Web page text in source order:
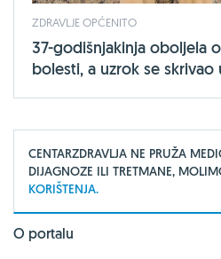
ZDRAVLJE OPĆENITO
37-godišnjakinja oboljela
bolesti, a uzrok se
CENTARZDRAVLJA NE PRUŽA
DIJAGNOZE ILI TRETMANE,
KORIŠTENJA.
O portalu